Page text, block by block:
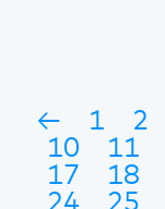
← 1 2
10
11
17
18
24
25